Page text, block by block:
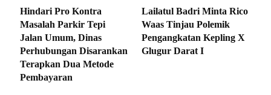
Hindari Pro Kontra
Masalah Parkir Tepi
Jalan Umum, Dinas
Perhubungan Disarankan
Terapkan Dua Metode
Pembayaran
Lailatul Badri Minta Rico
Waas Tinjau Polemik
Pengangkatan Kepling X
Glugur Darat I